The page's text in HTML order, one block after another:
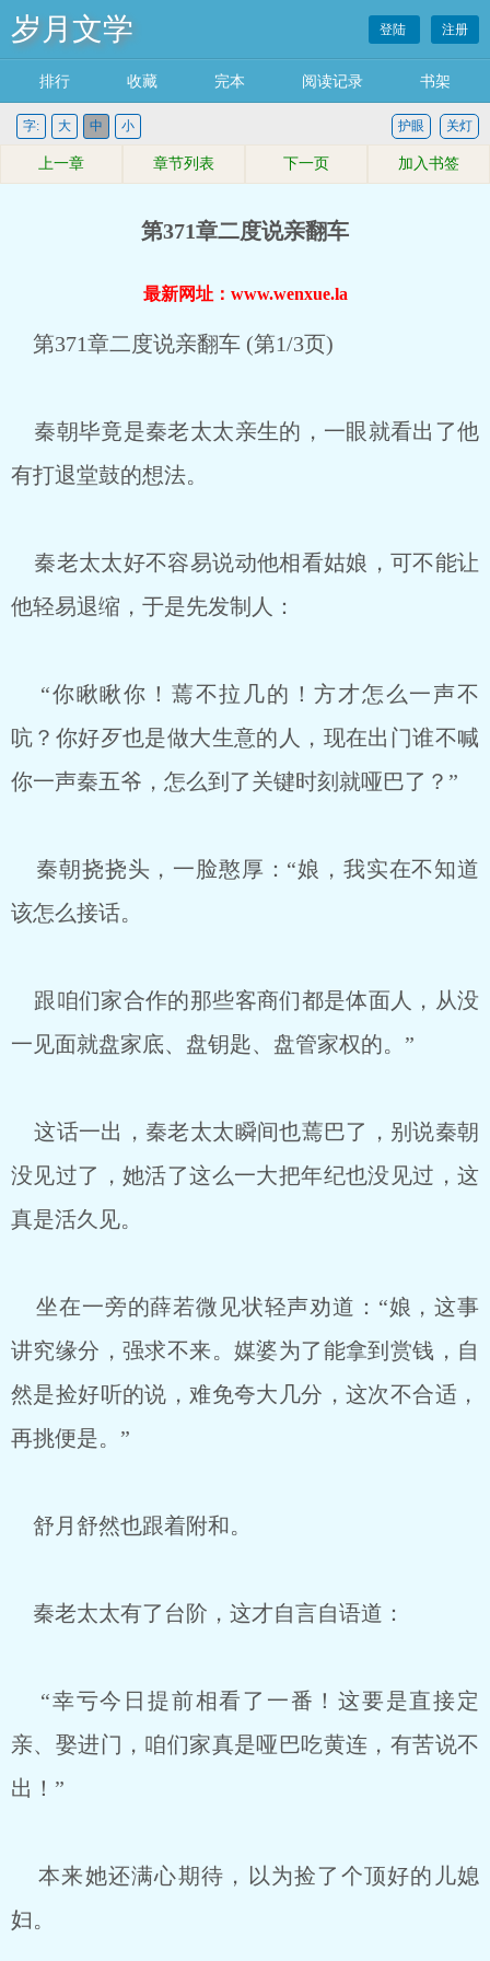
岁月文学 登陆 注册
排行 收藏 完本 阅读记录 书架
字: 大 中 小 关灯
护眼
上一章 章节列表 下一页 加入书签
第371章二度说亲翻车
最新网址：www.wenxue.la
第371章二度说亲翻车 (第1/3页)
秦朝毕竟是秦老太太亲生的，一眼就看出了他
有打退堂鼓的想法。
秦老太太好不容易说动他相看姑娘，可不能让
他轻易退缩，于是先发制人：
“你瞅瞅你！蔫不拉几的！方才怎么一声不
吭？你好歹也是做大生意的人，现在出门谁不喊
你一声秦五爷，怎么到了关键时刻就哑巴了？”
秦朝挠挠头，一脸憨厚：“娘，我实在不知道
该怎么接话。
跟咱们家合作的那些客商们都是体面人，从没
一见面就盘家底、盘钥匙、盘管家权的。”
这话一出，秦老太太瞬间也蔫巴了，别说秦朝
没见过了，她活了这么一大把年纪也没见过，这
真是活久见。
坐在一旁的薛若微见状轻声劝道：“娘，这事
讲究缘分，强求不来。媒婆为了能拿到赏钱，自
然是捡好听的说，难免夸大几分，这次不合适，
再挑便是。”
舒月舒然也跟着附和。
秦老太太有了台阶，这才自言自语道：
“幸亏今日提前相看了一番！这要是直接定
亲、娶进门，咱们家真是哑巴吃黄连，有苦说不
出！”
本来她还满心期待，以为捡了个顶好的儿媳
妇。